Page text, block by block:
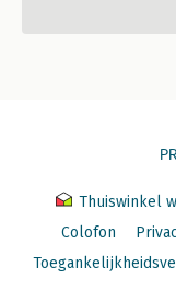
Thuiswinkel
Colofon